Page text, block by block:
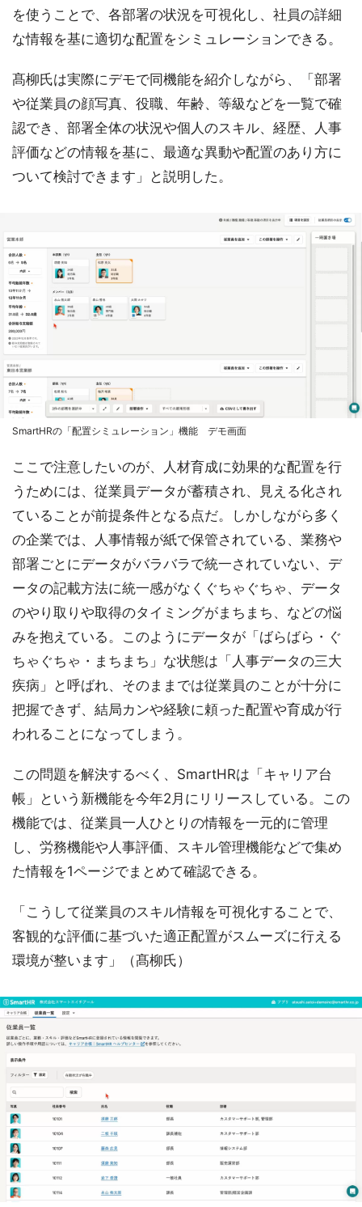
を使うことで、各部署の状況を可視化し、社員の詳細
な情報を基に適切な配置をシミュレーションできる。
髙柳氏は実際にデモで同機能を紹介しながら、「部署
や従業員の顔写真、役職、年齢、等級などを一覧で確
認でき、部署全体の状況や個人のスキル、経歴、人事
評価などの情報を基に、最適な異動や配置のあり方に
ついて検討できます」と説明した。
SmartHRの「配置シミュレーション」機能 デモ画面
ここで注意したいのが、人材育成に効果的な配置を行
うためには、従業員データが蓄積され、見える化され
ていることが前提条件となる点だ。しかしながら多く
の企業では、人事情報が紙で保管されている、業務や
部署ごとにデータがバラバラで統一されていない、デ
ータの記載方法に統一感がなくぐちゃぐちゃ、データ
のやり取りや取得のタイミングがまちまち、などの悩
みを抱えている。このようにデータが「ばらばら・ぐ
ちゃぐちゃ・まちまち」な状態は「人事データの三大
疾病」と呼ばれ、そのままでは従業員のことが十分に
把握できず、結局カンや経験に頼った配置や育成が行
われることになってしまう。
この問題を解決するべく、SmartHRは「キャリア台
帳」という新機能を今年2月にリリースしている。この
機能では、従業員一人ひとりの情報を一元的に管理
し、労務機能や人事評価、スキル管理機能などで集め
た情報を1ページでまとめて確認できる。
「こうして従業員のスキル情報を可視化することで、
客観的な評価に基づいた適正配置がスムーズに行える
環境が整います」（髙柳氏）